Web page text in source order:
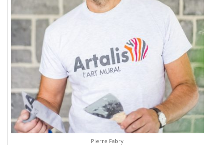
Pierre Fabry